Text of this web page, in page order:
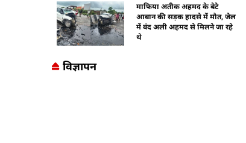
माफिया अतीक अहमद के बेटे
आबान की सड़क हादसे में मौत, जेल
में बंद अली अहमद से मिलने जा रहे
थे
विज्ञापन